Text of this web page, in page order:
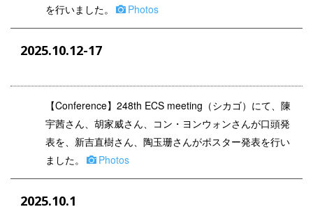
を行いました。 Photos
2025.10.12-17
【Conference】248th ECS meeting（シカゴ）にて、陳
宇茜さん、胡家威さん、コン・ヨンウォンさんが口頭発
表を、新吉直樹さん、陶玉珊さんがポスター発表を行い
ました。
Photos
2025.10.1